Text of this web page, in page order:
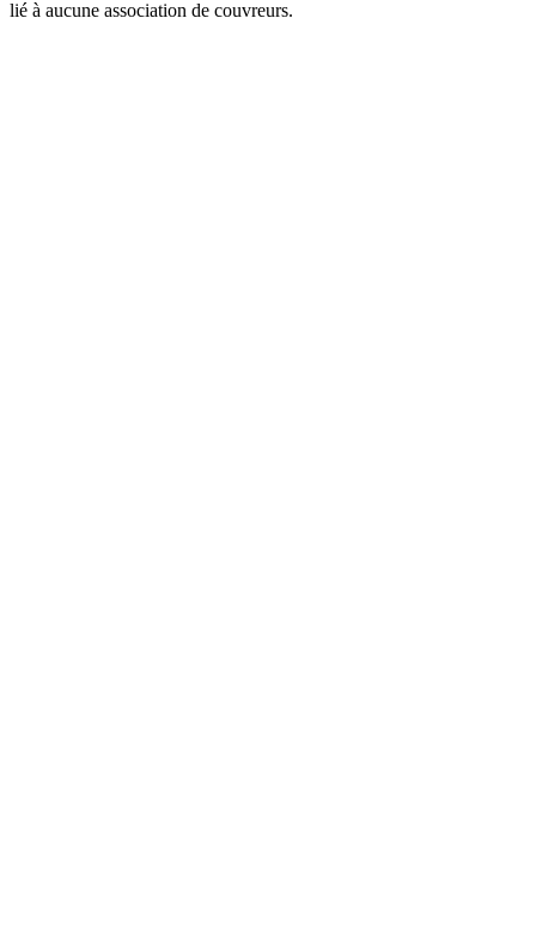
lié à aucune association de couvreurs.